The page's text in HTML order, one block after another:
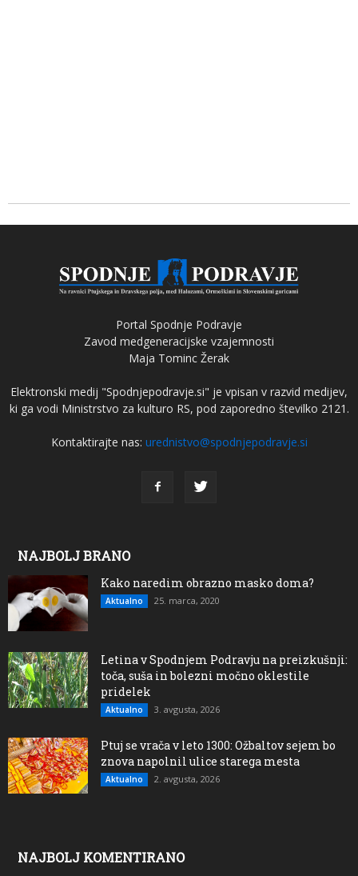
Portal Spodnje Podravje
Zavod medgeneracijske vzajemnosti
Maja Tominc Žerak
Elektronski medij "Spodnjepodravje.si" je vpisan v razvid medijev,
ki ga vodi Ministrstvo za kulturo RS, pod zaporedno številko 2121.
Kontaktirajte nas: urednistvo@spodnjepodravje.si
NAJBOLJ BRANO
Kako naredim obrazno masko doma?
Aktualno 25. marca, 2020
Letina v Spodnjem Podravju na preizkušnji:
toča, suša in bolezni močno oklestile
pridelek
Aktualno 3. avgusta, 2026
Ptuj se vrača v leto 1300: Ožbaltov sejem bo
znova napolnil ulice starega mesta
Aktualno 2. avgusta, 2026
NAJBOLJ KOMENTIRANO